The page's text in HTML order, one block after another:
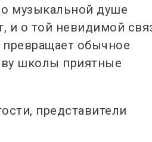
музыкальной душе
и о той невидимой
обычное
школы приятные
представители